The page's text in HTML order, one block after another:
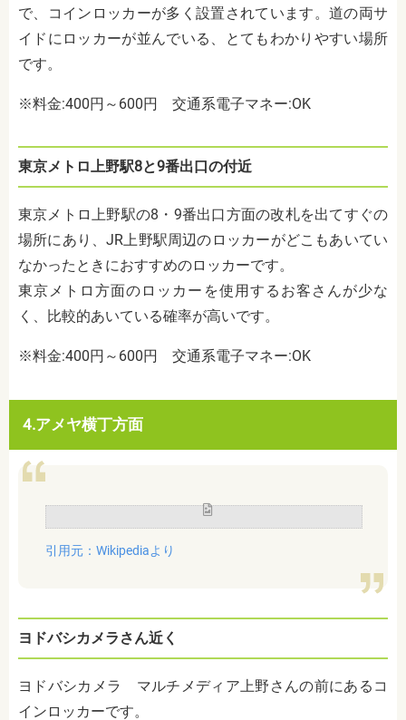
で、コインロッカーが多く設置されています。道の両サ
イドにロッカーが並んでいる、とてもわかりやすい場所
です。
※料金:400円～600円 交通系電子マネー:OK
東京メトロ上野駅8と9番出口の付近
東京メトロ上野駅の8・9番出口方面の改札を出てすぐの
場所にあり、JR上野駅周辺のロッカーがどこもあいてい
なかったときにおすすめのロッカーです。
東京メトロ方面のロッカーを使用するお客さんが少な
く、比較的あいている確率が高いです。
※料金:400円～600円 交通系電子マネー:OK
4.アメヤ横丁方面
引用元： Wikipediaより
ヨドバシカメラさん近く
ヨドバシカメラ マルチメディア上野さんの前にあるコ
インロッカーです。